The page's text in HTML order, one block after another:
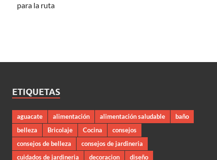
para la ruta
ETIQUETAS
aguacate alimentación alimentación saludable
baño
belleza
Bricolaje Cocina
consejos
consejos de belleza
consejos de jardineria
cuidados de jardineria
decoracion diseño